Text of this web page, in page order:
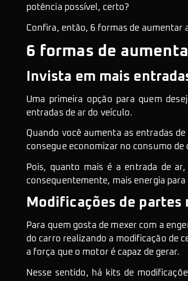
potência possível, certo?
Confira, então, 6 formas de aumentar
6 formas de
Invista em mais
Uma primeira opção para quem
entradas de ar do veículo.
Quando você aumenta as entradas
consegue economizar no consumo de
Pois, quanto mais é a entrada de
consequentemente, mais energia
Modificações de partes
Para quem gosta de mexer com a
do carro realizando a modificação de
a força que o motor é capaz de gerar.
Nesse sentido, há kits de